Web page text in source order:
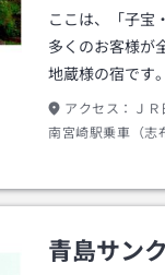
ここは、「子宝
多くのお客様が
地蔵様の宿です。
アクセス：
Ｊ
南宮崎駅乗車（志
青島サン